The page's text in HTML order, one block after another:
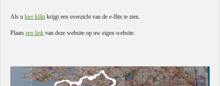
Als u hier klikt krijgt een overzicht van de e-flits te zien.
Plaats een link van deze website op uw eigen website.